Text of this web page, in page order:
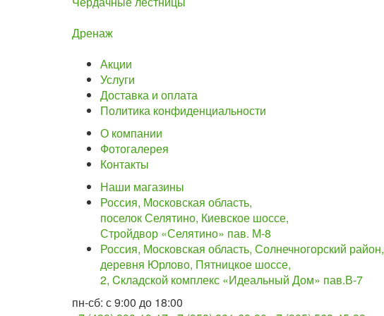
Дренаж
Акции
Услуги
Доставка и оплата
Политика конфиденциальности
О компании
Фотогалерея
Контакты
Наши магазины
Россия, Московская область,
поселок Селятино, Киевское шоссе,
Стройдвор «Селятино» пав. М-8
Россия, Московская область, Солнечногорский район,
деревня Юрлово, Пятницкое шоссе,
2, Cкладской комплекс «Идеальный Дом» пав.В-7
пн-сб: с 9:00 до 18:00